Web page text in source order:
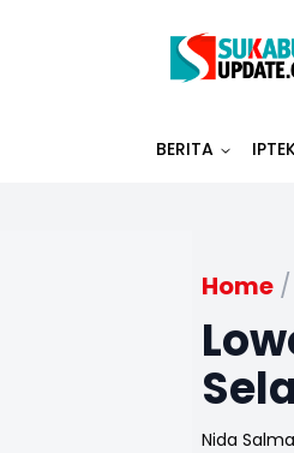
BERITA
Home /
Nida Salma